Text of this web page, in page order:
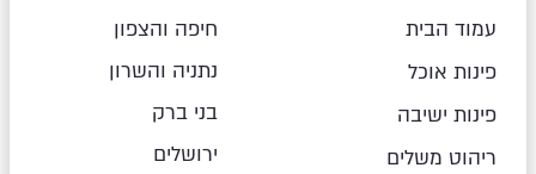
עמוד הבית
פינות אוכל
פינות ישיבה
ריהוט משלים
חיפה והצפון
נתניה והשרון
בני ברק
ירושלים